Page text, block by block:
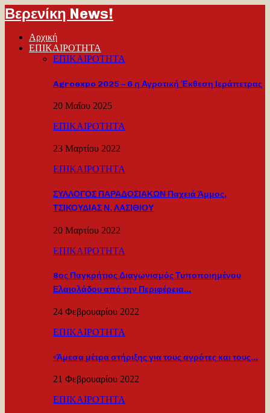
Βερενίκη News!
Αρχική
ΕΠΙΚΑΙΡΟΤΗΤΑ
ΕΠΙΚΑΙΡΟΤΗΤΑ
Agroexpo 2025 – 6 η Αγροτική Έκθεση Ιεράπετρας
20 Μαΐου 2025
ΕΠΙΚΑΙΡΟΤΗΤΑ
23 Μαρτίου 2022
ΕΠΙΚΑΙΡΟΤΗΤΑ
ΣΥΛΛΟΓΟΣ ΠΑΡΑΔΟΣΙΑΚΩΝ Παχειά Άμμος,
ΤΣΙΚΟΥΔΙΑΣ Ν. ΛΑΣΙΘΙΟΥ
20 Μαρτίου 2022
ΕΠΙΚΑΙΡΟΤΗΤΑ
8ος Παγκρήτιος Διαγωνισμός Τυποποιημένου
Ελαιολάδου από την Περιφέρεια…
24 Φεβρουαρίου 2022
ΕΠΙΚΑΙΡΟΤΗΤΑ
«Άμεσα μέτρα στήριξης για τους αγρότες και τους…
21 Φεβρουαρίου 2022
ΕΠΙΚΑΙΡΟΤΗΤΑ